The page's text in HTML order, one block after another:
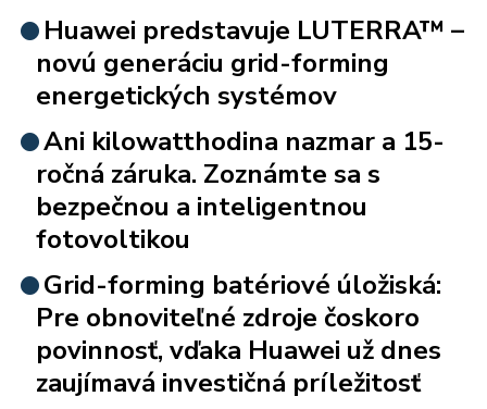
Huawei predstavuje LUTERRA™ –
novú generáciu grid-forming
energetických systémov
Ani kilowatthodina nazmar a 15-
ročná záruka. Zoznámte sa s
bezpečnou a inteligentnou
fotovoltikou
Grid-forming batériové úložiská:
Pre obnoviteľné zdroje čoskoro
povinnosť, vďaka Huawei už dnes
zaujímavá investičná príležitosť